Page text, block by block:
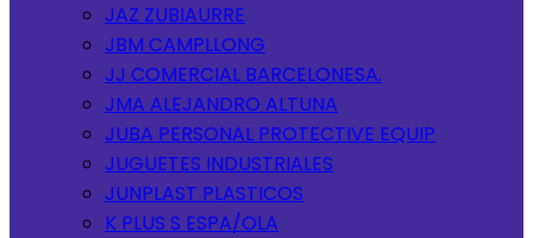
JAZ ZUBIAURRE
JBM CAMPLLONG
JJ COMERCIAL BARCELONESA.
JMA ALEJANDRO ALTUNA
JUBA PERSONAL PROTECTIVE EQUIP
JUGUETES INDUSTRIALES
JUNPLAST PLASTICOS
K PLUS S ESPA/OLA